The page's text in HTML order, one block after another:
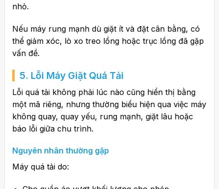
nhỏ.
Nếu máy rung mạnh dù giặt ít và đặt cân bằng, có
thể giảm xóc, lò xo treo lồng hoặc trục lồng đã gặp
vấn đề.
5. Lỗi Máy GiặtQuá Tải
Lỗi quá tải không phải lúc nào cũng hiển thị bằng
một mã riêng, nhưng thường biểu hiện qua việc máy
không quay, quay yếu, rung mạnh, giặt lâu hoặc
báo lỗi giữa chu trình.
Nguyên nhân thường gặp
Máy quá tải do: